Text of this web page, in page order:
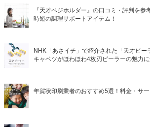
『天才ベジホルダー』の口コミ・評判を参
時短の調理サポートアイテム！
NHK「あさイチ」で紹介された「天才ピー
キャベツがほわほわ4枚刃ピーラーの魅力に
年賀状印刷業者のおすすめ5選！料金・サ